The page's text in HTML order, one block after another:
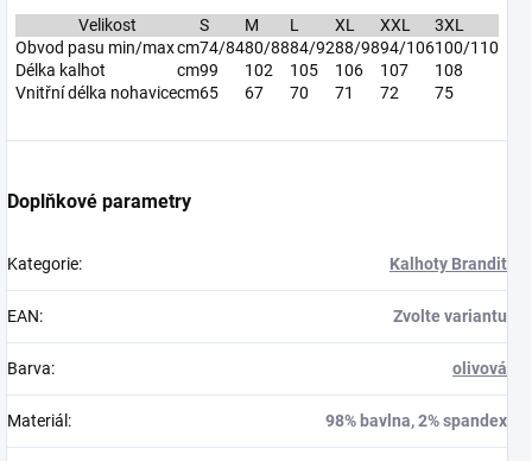
Velikost S M L XL XXL
3XL
Obvod pasu min/maxcm74/8480/8884/9288/9894/106100/110
Délka kalhot
cm99 102 105 106 107
108
Vnitřní délka nohavicecm65 67 70 71 72 75
Doplňkové parametry
Kategorie: Kalhoty Brandit
EAN: Zvolte variantu
Barva: olivová
Materiál: 98% bavlna, 2% spandex